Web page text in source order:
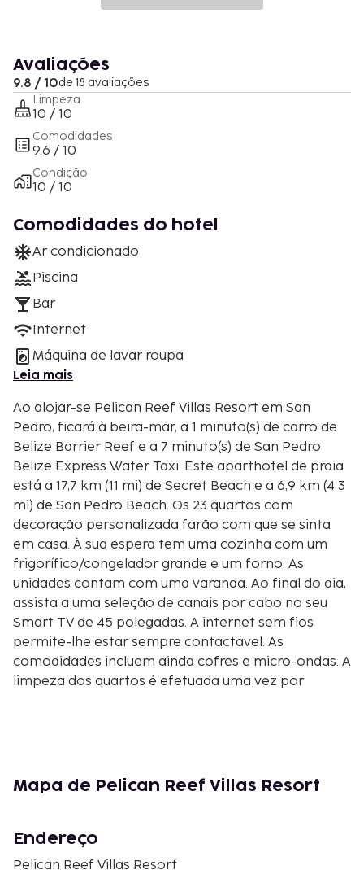
Avaliações
9.8 / 10de 18 avaliações
Limpeza
10 / 10
Comodidades
9.6 / 10
Condição
10 / 10
Comodidades do hotel
Ar condicionado
Piscina
Bar
Internet
Máquina de lavar roupa
Leia mais
Ao alojar-se Pelican Reef Villas Resort em San
Pedro, ficará à beira-mar, a 1 minuto(s) de carro de
Belize Barrier Reef e a 7 minuto(s) de San Pedro
Belize Express Water Taxi. Este aparthotel de praia
está a 17,7 km (11 mi) de Secret Beach e a 6,9 km (4,3
mi) de San Pedro Beach. Os 23 quartos com
decoração personalizada farão com que se sinta
em casa. À sua espera tem uma cozinha com um
frigorífico/congelador grande e um forno. As
unidades contam com uma varanda. Ao final do dia,
assista a uma seleção de canais por cabo no seu
Smart TV de 45 polegadas. A internet sem fios
permite-lhe estar sempre contactável. As
comodidades incluem ainda cofres e micro-ondas. A
limpeza dos quartos é efetuada uma vez por
km/1,9 mi
km/2,6 mi
San Pedro Artisans Market - 4,6 km/2,8 mi
Mapa de Pelican Reef Villas Resort
Endereço
Pelican Reef Villas Resort